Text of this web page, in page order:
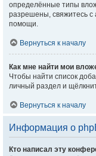
определённые типы
разрешены, свяжитесь
помощи.
Вернуться к началу
Как мне найти мои
Чтобы найти список
личный раздел и
Вернуться к началу
Информация о
Кто написал эту